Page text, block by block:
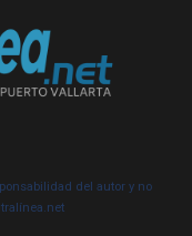
del autor y no